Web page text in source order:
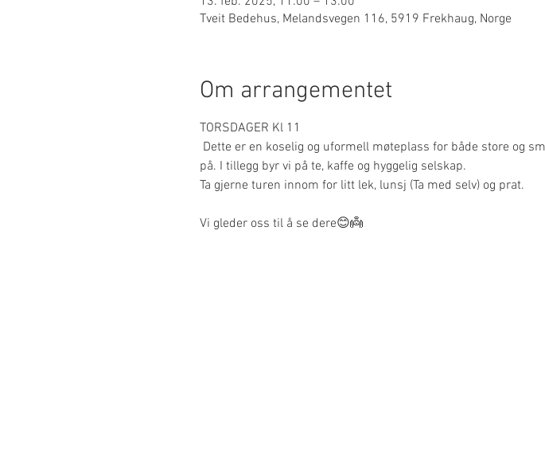
Tveit Bedehus, Melandsvegen 116, 5919 Frekhaug, Norge
Om arrangementet
TORSDAGER Kl 11
Dette er en koselig og uformell møteplass for både store og
på. I tillegg byr vi på te, kaffe og hyggelig selskap.
Ta gjerne turen innom for litt lek, lunsj (Ta med selv) og prat.
Vi gleder oss til å se dere😊👼